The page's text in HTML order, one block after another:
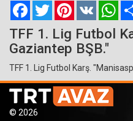
FacebookTwitterPinterest
VK
TFF 1. Lig Futbol
Gaziantep BŞB."
TFF 1. Lig Futbol Karş.
© 2026